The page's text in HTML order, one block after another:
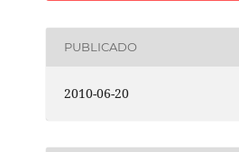
PUBLICADO
2010-06-20